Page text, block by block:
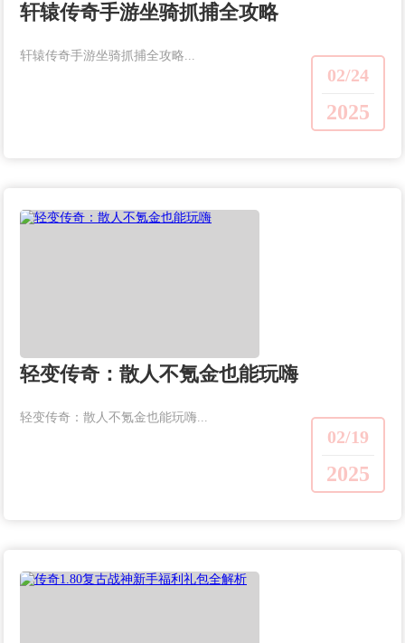
轩辕传奇手游坐骑抓捕全攻略
02/24
2025
轩辕传奇手游坐骑抓捕全攻略...
轻变传奇：散人不氪金也能玩嗨
02/19
2025
轻变传奇：散人不氪金也能玩嗨...